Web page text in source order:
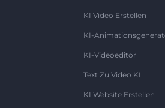
KI Video Erstellen
KI-
KI-Videoeditor
Text Zu Video KI
KI Website Erstellen